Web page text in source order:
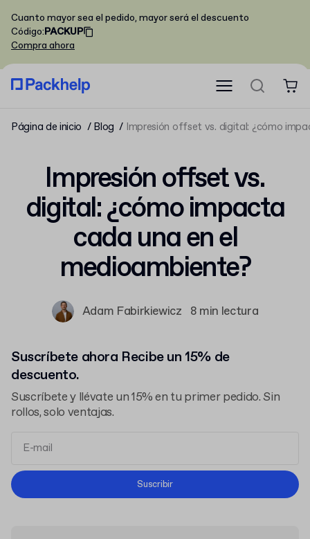
Cuanto mayor sea el pedido, mayor será el descuento
Código:PACKUP
Compra ahora
Página de inicio Blog Impresión offset vs. digital: ¿cómo
Impresión offset vs.
digital: ¿cómo impacta
cada una en el
medioambiente?
Adam Fabirkiewicz 8 min lectura
Suscríbete ahora Recibe un 15% de
descuento.
Suscríbete y llévate un 15% en tu primer pedido. Sin
rollos, solo ventajas.
Términos y Condiciones
Suscribir